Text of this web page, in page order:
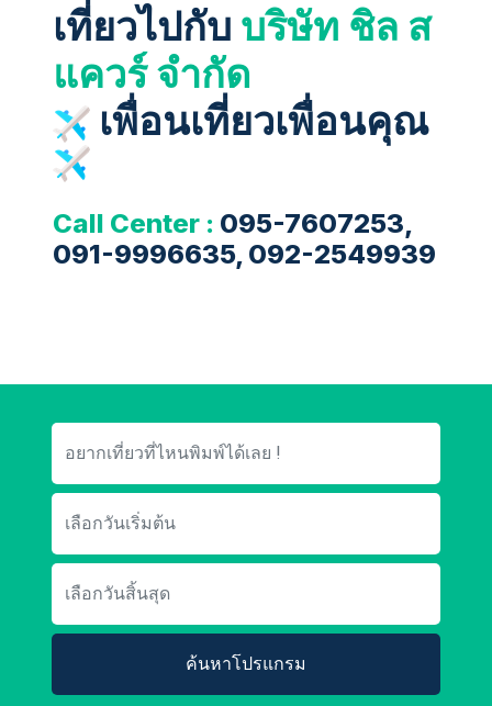
เที่ยวไปกับ บริษัท ชิล ส
แควร์ จำกัด
เพื่อนเที่ยวเพื่อนคุณ
Call Center : 095-7607253,
091-9996635, 092-2549939
ค้นหาโปรแกรม